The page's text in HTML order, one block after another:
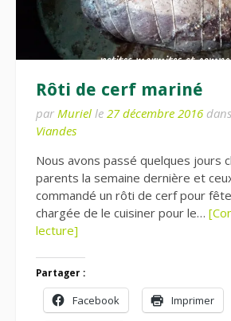
Rôti de cerf mariné
par Muriel le 27 décembre 2016 dans
Viandes
Nous avons passé quelques jours
parents la semaine dernière et
commandé un rôti de cerf pour
chargée de le cuisiner pour le…
lecture]
Partager :
Facebook Imprimer